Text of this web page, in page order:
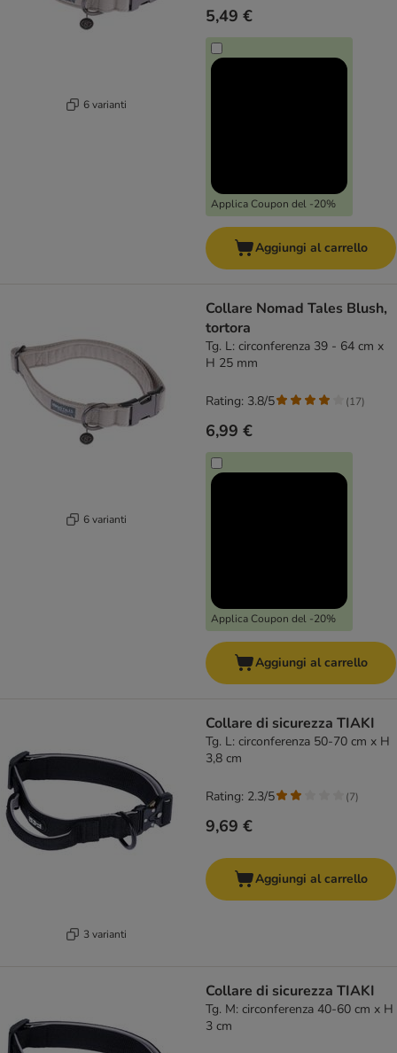
6 varianti
5,49 €
Applica Coupon del -20%
Aggiungi al carrello
6 varianti
Collare Nomad Tales Blush,
tortora
Tg. L: circonferenza 39 - 64 cm x
H 25 mm
6,99 €
Applica Coupon del -20%
Rating: 3.8/5 (17)
Aggiungi al carrello
3 varianti
Collare di sicurezza TIAKI
Tg. L: circonferenza 50-70 cm x H
3,8 cm
9,69 €
Rating: 2.3/5 (7)
Aggiungi al carrello
Collare di sicurezza TIAKI
Tg. M: circonferenza 40-60 cm x H
3 cm